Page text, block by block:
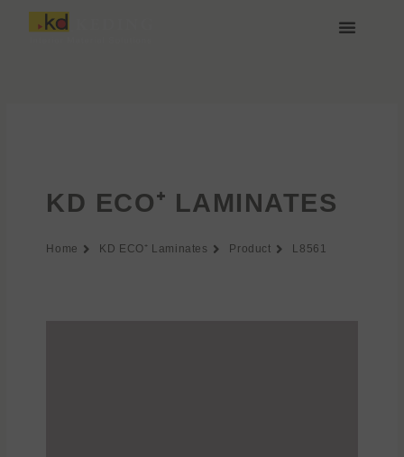
Przejdź
KD ECO⁺ LAMINATES
Home KD ECO⁺ Laminates Product L8561